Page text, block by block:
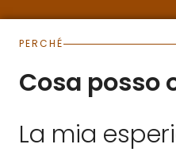
PERCHÉ
Cosa posso
La mia